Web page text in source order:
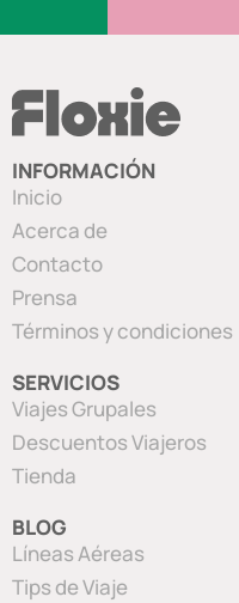
INFORMACIÓN
Inicio
Acerca de
Contacto
Prensa
Términos y condiciones
SERVICIOS
Viajes Grupales
Descuentos Viajeros
Tienda
BLOG
Líneas Aéreas
Tips de Viaje